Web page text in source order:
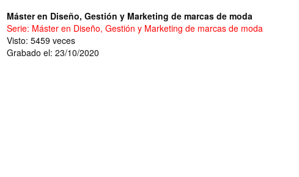
Máster en Diseño, Gestión y Marketing de marcas de moda
Serie: Máster en Diseño, Gestión y Marketing de marcas de moda
Visto: 5459 veces
Grabado el: 23/10/2020